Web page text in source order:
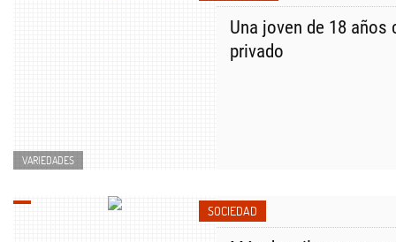
VARIEDADES
Una joven de 18
privado
SOCIEDAD